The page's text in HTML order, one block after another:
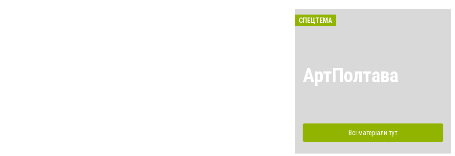
СПЕЦТЕМА
АртПолтава
Всі матеріали тут